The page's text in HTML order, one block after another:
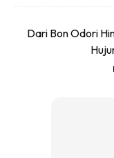
Dari Bon Odori